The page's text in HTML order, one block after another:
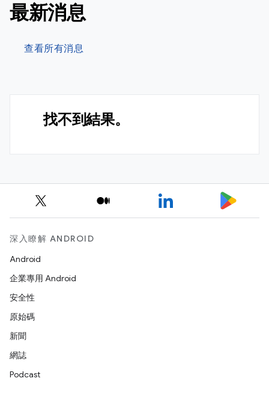
最新消息
查看所有消息
找不到結果。
深入瞭解 ANDROID
Android
企業專用 Android
安全性
原始碼
新聞
網誌
Podcast